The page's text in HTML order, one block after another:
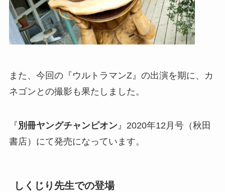
また、今回の『ウルトラマンZ』の出演を期に、カ
ネゴンとの撮影も果たしました。
『 別冊ヤングチャンピオン』2020年12月号（秋田
書店）にて発売になっています。
しくじり先生での登場